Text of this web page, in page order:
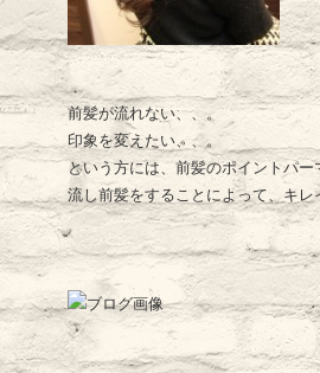
前髪が流れない、、。
印象を変えたい、、。
という方には、前髪のポイントパ
流し前髪をすることによって、キ